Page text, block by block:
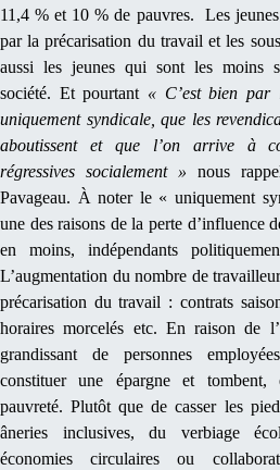
11,4 % et 10 % de pauvres. Les
par la précarisation du travail et les
aussi les jeunes qui sont les moins
société. Et pourtant « C’est bien par
uniquement syndicale, que les
aboutissent et que l’on arrive à
régressives socialement » nous
Pavageau. À noter le « uniquement
une des raisons de la perte d’influence
en moins, indépendants
L’augmentation du nombre de
précarisation du travail : contrats
horaires morcelés etc. En raison de
grandissant de personnes
constituer une épargne et tombent,
pauvreté. Plutôt que de casser les
âneries inclusives, du verbiage
économies circulaires ou